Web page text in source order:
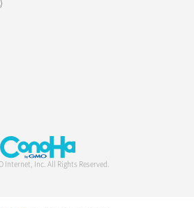
Internet, Inc. All Rights Reserved.